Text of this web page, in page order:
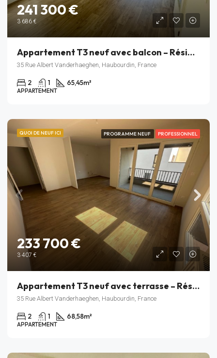
241 300 €
3 686 €
Appartement T3 neuf avec balcon – Résidence Rive Gauche – Haubourdin – Lot C_106
35 Rue Albert Vanderhaeghen, Haubourdin, France
2 1 65,45m²
APPARTEMENT
QUOI DE NEUF ICI PROGRAMME NEUF PROFESSIONNEL
233 700 €
3 407 €
Appartement T3 neuf avec terrasse – Résidence Rive Gauche – Haubourdin – Lot B_304
35 Rue Albert Vanderhaeghen, Haubourdin, France
2 1 68,58m²
APPARTEMENT